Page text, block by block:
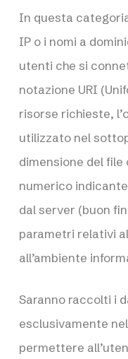
In questa
IP o i nomi a
utenti che si
notazione URI
risorse richieste,
utilizzato nel
dimensione del
numerico
dal server (buon
parametri relativi
all’ambiente
Saranno raccolti i
esclusivamente
permettere